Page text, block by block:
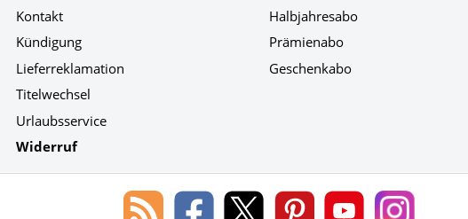
Kontakt
Kündigung
Lieferreklamation
Titelwechsel
Urlaubsservice
Widerruf
Halbjahresabo
Prämienabo
Geschenkabo
Blog
Lorenz Lorenz Lorenz Lorenz Lorenz